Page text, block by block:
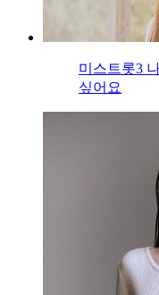
미스트롯3
싶어요